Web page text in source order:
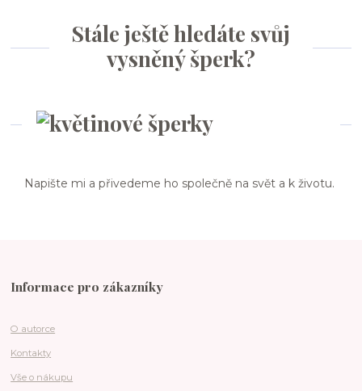
Stále ještě hledáte svůj
vysněný šperk?
Napište mi a přivedeme ho společně na svět a k životu.
Informace pro zákazníky
O autorce
Kontakty
Vše o nákupu